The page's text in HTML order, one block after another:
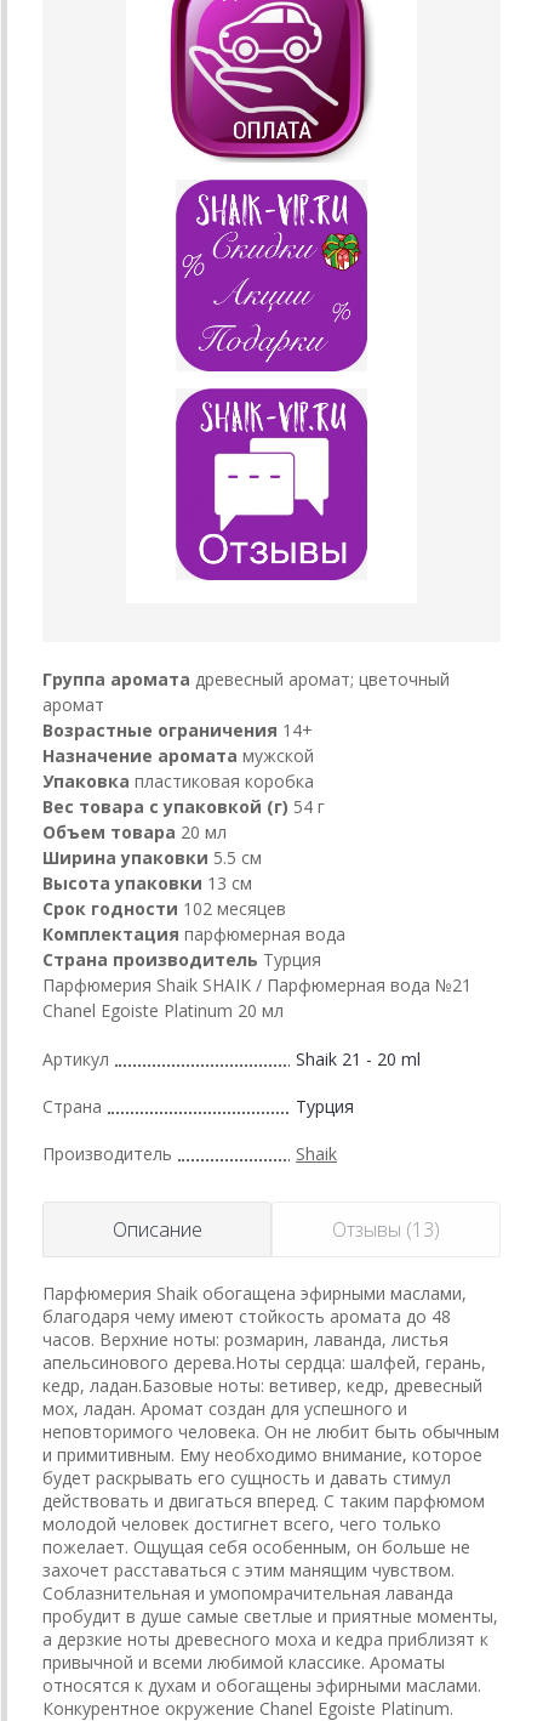
Группа аромата древесный аромат; цветочный
аромат
Возрастные ограничения 14+
Назначение аромата мужской
Упаковка пластиковая коробка
Вес товара с упаковкой (г) 54 г
Объем товара 20 мл
Ширина упаковки 5.5 см
Высота упаковки 13 см
Срок годности 102 месяцев
Комплектация парфюмерная вода
Страна производитель Турция
Парфюмерия Shaik SHAIK / Парфюмерная вода №21
Chanel Egoiste Platinum 20 мл
Артикул Shaik 21 - 20 ml
Страна Турция
Производитель Shaik
Описание Отзывы (13)
Парфюмерия Shaik обогащена эфирными маслами,
благодаря чему имеют стойкость аромата до 48
часов. Верхние ноты: розмарин, лаванда, листья
апельсинового дерева.Ноты сердца: шалфей, герань,
кедр, ладан.Базовые ноты: ветивер, кедр, древесный
мох, ладан. Аромат создан для успешного и
неповторимого человека. Он не любит быть обычным
и примитивным. Ему необходимо внимание, которое
будет раскрывать его сущность и давать стимул
действовать и двигаться вперед. С таким парфюмом
молодой человек достигнет всего, чего только
пожелает. Ощущая себя особенным, он больше не
захочет расставаться с этим манящим чувством.
Соблазнительная и умопомрачительная лаванда
пробудит в душе самые светлые и приятные моменты,
а дерзкие ноты древесного моха и кедра приблизят к
привычной и всеми любимой классике. Ароматы
относятся к духам и обогащены эфирными маслами.
Конкурентное окружение Chanel Egoiste Platinum.